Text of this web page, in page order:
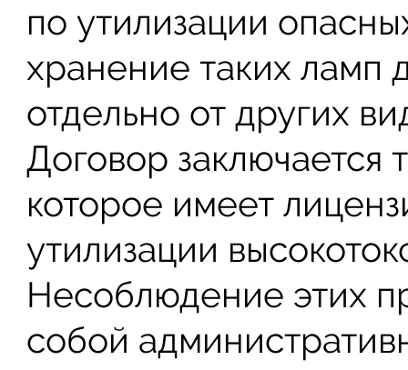
по утилизации
хранение таких ламп
отдельно от других
Договор заключается
которое имеет
утилизации
Несоблюдение этих
собой